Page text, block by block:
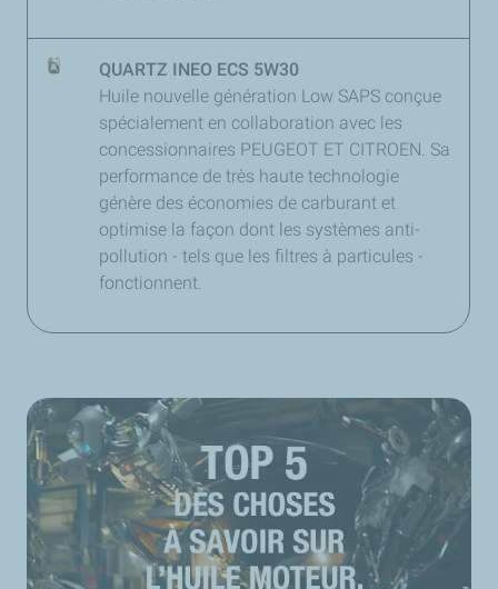
QUARTZ INEO ECS 5W30
Huile nouvelle génération Low SAPS conçue
spécialement en collaboration avec les
concessionnaires PEUGEOT ET CITROEN. Sa
performance de très haute technologie
génère des économies de carburant et
optimise la façon dont les systèmes anti-
pollution - tels que les filtres à particules -
fonctionnent.